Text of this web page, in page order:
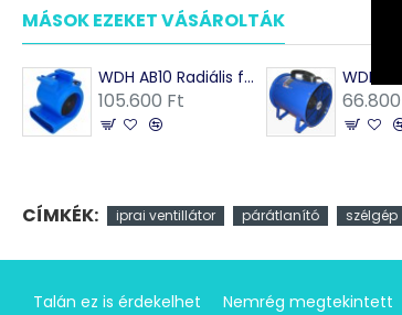
MÁSOK EZEKET VÁSÁROLTÁK
WDH AB10 Radiális falszárító ventilátor
105.600 Ft
CÍMKÉK: iprai ventillátor párátlanító szélgép
Talán ez is érdekelhet Nemrég megtekintett